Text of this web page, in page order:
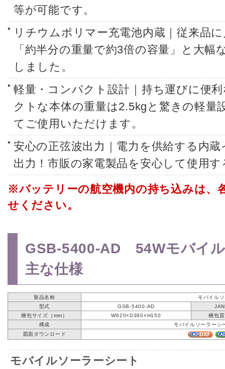
等が可能です。
リチウムポリマー充電池内蔵｜従来品
「約半分の重量で約3倍の容量」と大
しました。
軽量・コンパクト設計｜持ち運びに便
クトな本体の重量は2.5kgと驚きの軽量
てご使用いただけます。
安心の正弦波出力｜電力を供給する内
出力！市販の家電製品を安心して使用
※バッテリーの航空機内の持ち込みは、
せください。
GSB-5400-AD 54Wモバイ
主な仕様
製品名称
モバイル
型式
GSB-5400-AD
梱包サイズ（mm）
W620×D380×H150
梱包
構成
モバイルソーラーシ
図面ダウンロード
モバイルソーラーシート